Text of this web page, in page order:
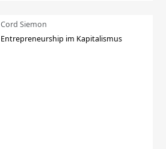
Cord Siemon
Entrepreneurship im Kapitalismus